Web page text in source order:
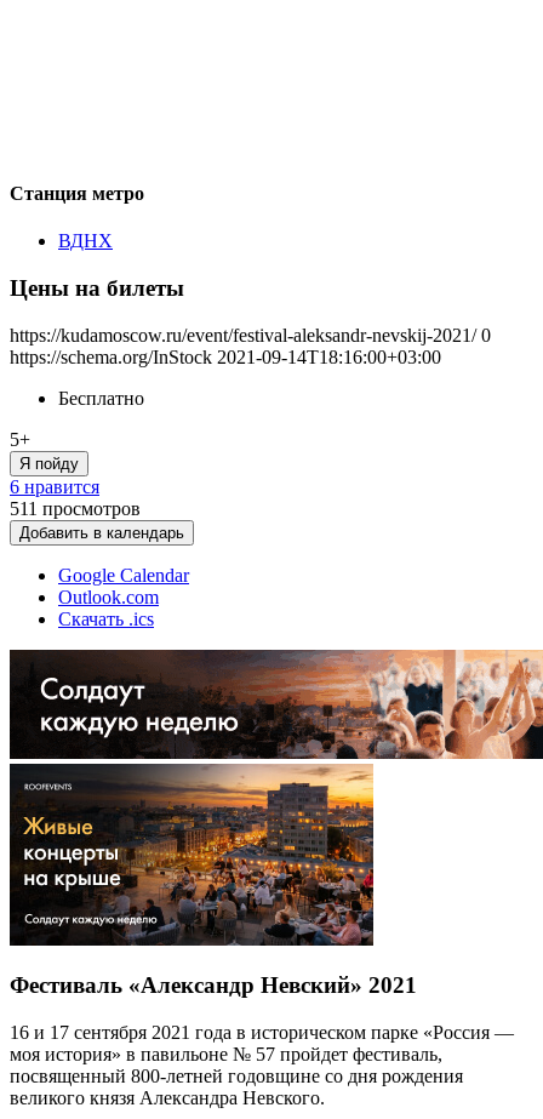
Станция метро
ВДНХ
Цены на билеты
https://kudamoscow.ru/event/festival-aleksandr-nevskij-2021/ 0
https://schema.org/InStock 2021-09-14T18:16:00+03:00
Бесплатно
5+
Я пойду
6 нравится
511 просмотров
Добавить в календарь
Google Calendar
Outlook.com
Скачать .ics
Фестиваль «Александр Невский» 2021
16 и 17 сентября 2021 года в историческом парке «Россия —
моя история» в павильоне № 57 пройдет фестиваль,
посвященный 800-летней годовщине со дня рождения
великого князя Александра Невского.